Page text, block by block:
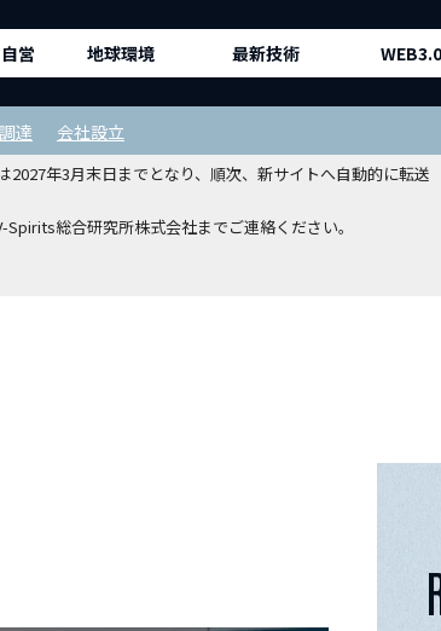
年3月末日までとなり、順次、新サイトへ自動的に転
総合研究所株式会社までご連絡ください。
営 地球環境 最新技術 WEB3.0
達 会社設立